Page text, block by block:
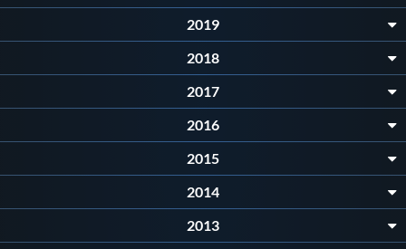
Sostenibilità
2019
2018
2017
2016
2015
2014
2013